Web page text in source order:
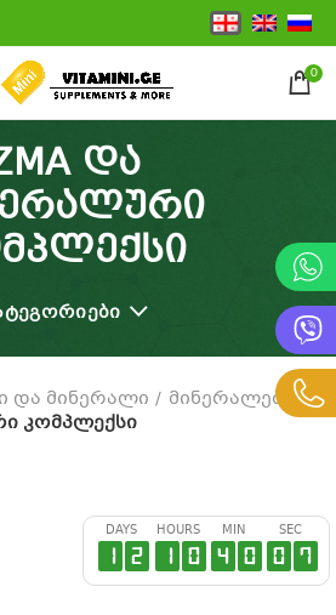
0
და
და მინერალი
მინერალები
კომპლექსი
DAYS
1 2
HOURS
1 0
MIN
4 0
SEC
0 7